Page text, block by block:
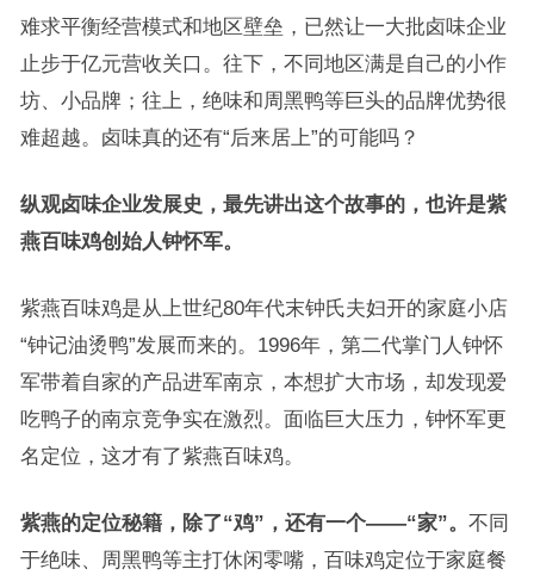
难求平衡经营模式和地区壁垒，已然让一大批卤味企业
止步于亿元营收关口。往下，不同地区满是自己的小作
坊、小品牌；往上，绝味和周黑鸭等巨头的品牌优势很
难超越。卤味真的还有“后来居上”的可能吗？
纵观卤味企业发展史，最先讲出这个故事的，也许是紫
燕百味鸡创始人钟怀军。
紫燕百味鸡是从上世纪80年代末钟氏夫妇开的家庭小店
“钟记油烫鸭”发展而来的。1996年，第二代掌门人钟怀
军带着自家的产品进军南京，本想扩大市场，却发现爱
吃鸭子的南京竞争实在激烈。面临巨大压力，钟怀军更
名定位，这才有了紫燕百味鸡。
紫燕的定位秘籍，除了“鸡” ，还有一个——“家”。 不同
于绝味、周黑鸭等主打休闲零嘴，百味鸡定位于家庭餐